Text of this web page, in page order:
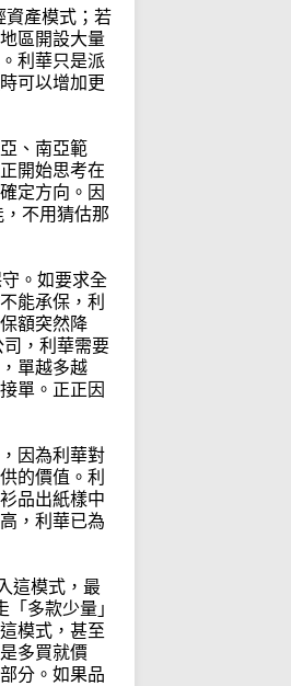
資產模式；若
區開設大量
利華只是派
可以增加更
、南亞範
開始思考在
定方向。因
不用猜估那
。如要求全
能承保，利
額突然降
，利華需要
單越多越
單。正正因
因為利華對
的價值。利
品出紙樣中
，利華已為
這模式，最
多款少量」
模式，甚至
多買就價
分。如果品